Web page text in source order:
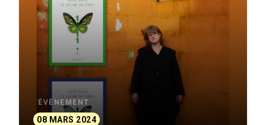
ÉVÈNEMENT
08 MARS 2024